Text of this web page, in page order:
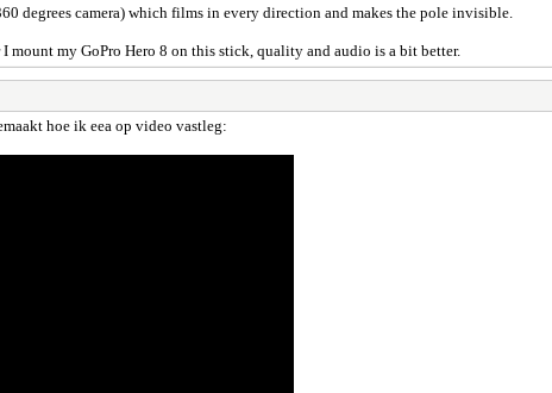
degrees camera) which films in every direction and makes the pole invisible.
my GoPro Hero 8 on this stick, quality and audio is a bit better.
hoe ik eea op video vastleg: